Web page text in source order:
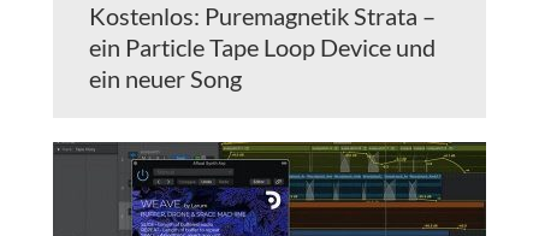
Kostenlos: Puremagnetik Strata –
ein Particle Tape Loop Device und
ein neuer Song